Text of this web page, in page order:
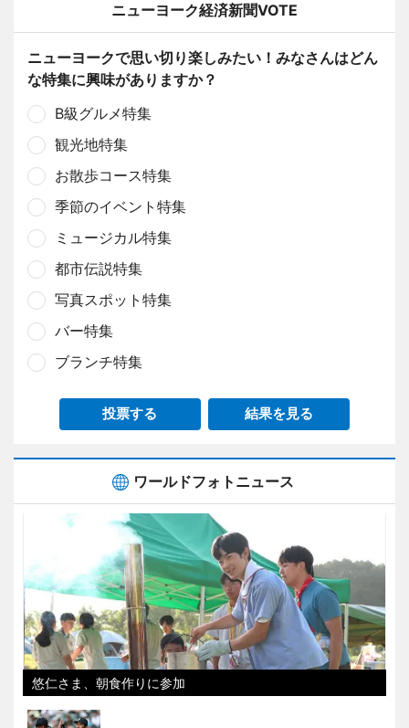
ニューヨーク経済新聞VOTE
ニューヨークで思い切り楽しみたい！みなさんはどん
な特集に興味がありますか？
B級グルメ特集
観光地特集
お散歩コース特集
季節のイベント特集
ミュージカル特集
都市伝説特集
写真スポット特集
バー特集
ブランチ特集
投票する 結果を見る
ワールドフォトニュース
悠仁さま、朝食作りに参加